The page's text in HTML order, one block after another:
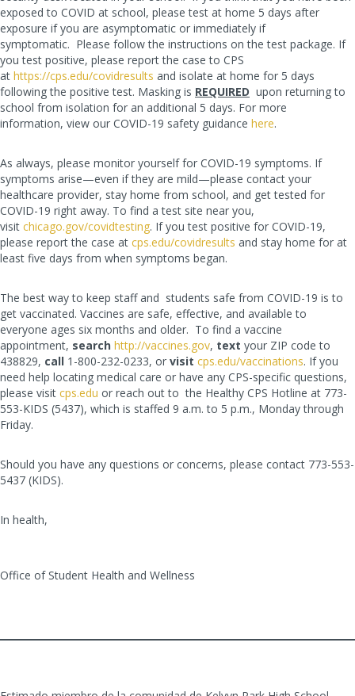
exposed to COVID at school, please test at home 5 days after
exposure if you are asymptomatic or immediately if
symptomatic. Please follow the instructions on the test package. If
you test positive, please report the case to CPS
at https://cps.edu/covidresults and isolate at home for 5 days
following the positive test. Masking is REQUIRED upon returning to
school from isolation for an additional 5 days. For more
information, view our COVID-19 safety guidance here.
As always, please monitor yourself for COVID-19 symptoms. If
symptoms arise—even if they are mild—please contact your
healthcare provider, stay home from school, and get tested for
COVID-19 right away. To find a test site near you,
visit chicago.gov/covidtesting. If you test positive for COVID-19,
please report the case at cps.edu/covidresults and stay home for at
least five days from when symptoms began.
The best way to keep staff and students safe from COVID-19 is to
get vaccinated. Vaccines are safe, effective, and available to
everyone ages six months and older. To find a vaccine
appointment, search http://vaccines.gov, text your ZIP code to
438829, call 1-800-232-0233, or visit cps.edu/vaccinations. If you
need help locating medical care or have any CPS-specific questions,
please visit cps.edu or reach out to the Healthy CPS Hotline at 773-
553-KIDS (5437), which is staffed 9 a.m. to 5 p.m., Monday through
Friday.
Should you have any questions or concerns, please contact 773-553-
5437 (KIDS).
In health,
Office of Student Health and Wellness